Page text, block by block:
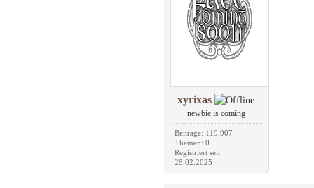
xyrixas
newbie is coming
Beiträge: 119.907
Themen: 0
Registriert seit:
28.02.2025